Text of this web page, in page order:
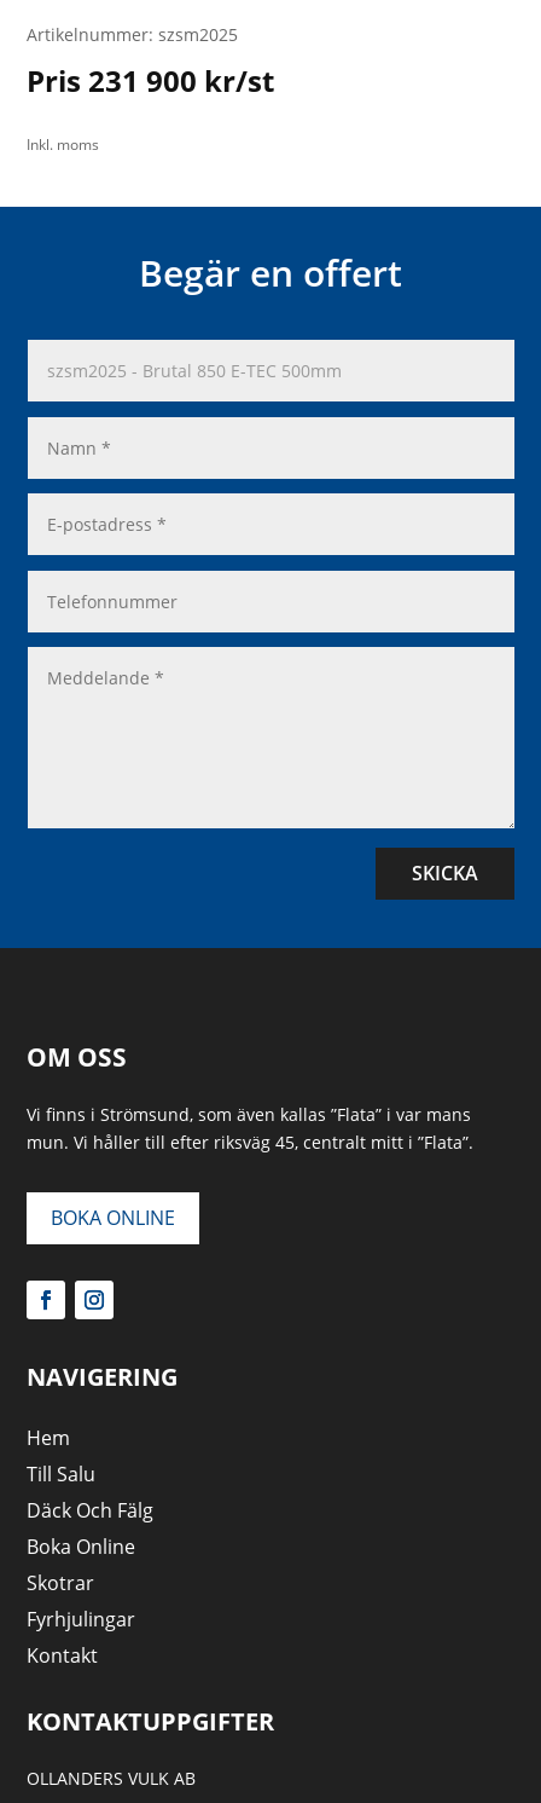
Artikelnummer: szsm2025
Pris 231 900 kr/st
Inkl. moms
Begär en offert
SKICKA
OM OSS
Vi finns i Strömsund, som även kallas ”Flata” i var mans
mun. Vi håller till efter riksväg 45, centralt mitt i ”Flata”.
BOKA ONLINE
NAVIGERING
Hem
Till Salu
Däck Och Fälg
Boka Online
Skotrar
Fyrhjulingar
Kontakt
KONTAKTUPPGIFTER
OLLANDERS VULK AB